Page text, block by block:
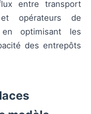
entre transport
opérateurs de
optimisant les
des entrepôts